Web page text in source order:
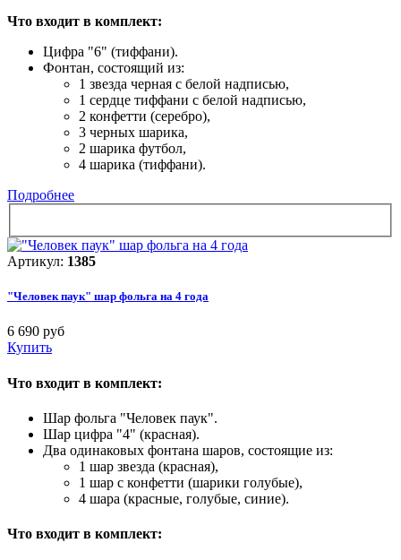
Что входит в комплект:
Цифра "6" (тиффани).
Фонтан, состоящий из:
1 звезда черная с белой надписью,
1 сердце тиффани с белой надписью,
2 конфетти (серебро),
3 черных шарика,
2 шарика футбол,
4 шарика (тиффани).
Подробнее
Артикул: 1385
"Человек паук" шар фольга на 4 года
6 690 руб
Купить
Что входит в комплект:
Шар фольга "Человек паук".
Шар цифра "4" (красная).
Два одинаковых фонтана шаров, состоящие из:
1 шар звезда (красная),
1 шар с конфетти (шарики голубые),
4 шара (красные, голубые, синие).
Что входит в комплект: